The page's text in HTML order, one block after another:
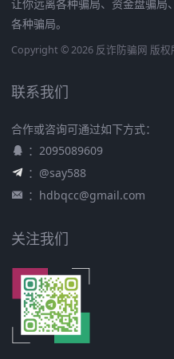
让你远离各种骗局、资金盘骗局
各种骗局。
Copyright © 2026 反诈防骗网 版权
联系我们
合作或咨询可通过如下方式：
：2095089609
：@say588
： hdbqcc@gmail.com
关注我们